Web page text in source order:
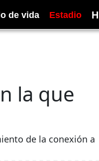
de vida Estadio H
la que
de la conexión a